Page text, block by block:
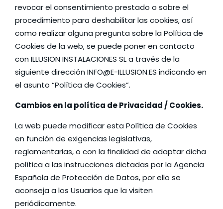
revocar el consentimiento prestado o sobre el
procedimiento para deshabilitar las cookies, así
como realizar alguna pregunta sobre la Política de
Cookies de la web, se puede poner en contacto
con ILLUSION INSTALACIONES SL a través de la
siguiente dirección INFO@E-ILLUSION.ES indicando en
el asunto “Política de Cookies”.
Cambios en la política de Privacidad / Cookies.
La web puede modificar esta Política de Cookies
en función de exigencias legislativas,
reglamentarias, o con la finalidad de adaptar dicha
política a las instrucciones dictadas por la Agencia
Española de Protección de Datos, por ello se
aconseja a los Usuarios que la visiten
periódicamente.